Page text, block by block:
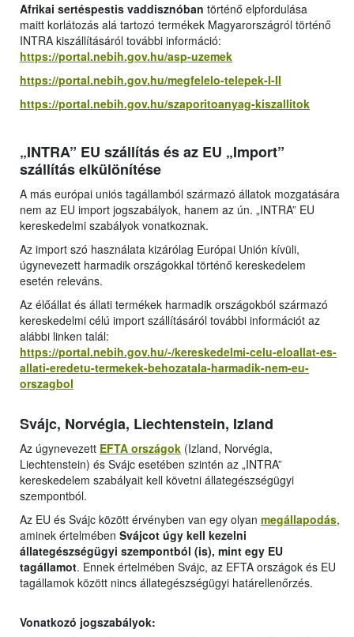
Afrikai sertéspestis vaddisznóban történő elpfordulása
maitt korlátozás alá tartozó termékek Magyarországról történő
INTRA kiszállításáról további információ:
https://portal.nebih.gov.hu/asp-uzemek
https://portal.nebih.gov.hu/megfelelo-telepek-I-II
https://portal.nebih.gov.hu/szaporitoanyag-kiszallitok
„INTRA” EU szállítás és az EU „Import”
szállítás elkülönítése
A más európai uniós tagállamból származó állatok mozgatására
nem az EU import jogszabályok, hanem az ún. „INTRA” EU
kereskedelmi szabályok vonatkoznak.
Az import szó használata kizárólag Európai Unión kívüli,
úgynevezett harmadik országokkal történő kereskedelem
esetén releváns.
Az élőállat és állati termékek harmadik országokból származó
kereskedelmi célú import szállításáról további információt az
alábbi linken talál:
https://portal.nebih.gov.hu/-/kereskedelmi-celu-eloallat-es-
allati-eredetu-termekek-behozatala-harmadik-nem-eu-
orszagbol
Svájc, Norvégia, Liechtenstein, Izland
Az úgynevezett EFTA országok (Izland, Norvégia,
Liechtenstein) és Svájc esetében szintén az „INTRA”
kereskedelem szabályait kell követni állategészségügyi
szempontból.
Az EU és Svájc között érvényben van egy olyan megállapodás,
aminek értelmében Svájcot úgy kell kezelni
állategészségügyi szempontból (is), mint egy EU
tagállamot. Ennek értelmében Svájc, az EFTA országok és EU
tagállamok között nincs állategészségügyi határellenőrzés.
Vonatkozó jogszabályok: